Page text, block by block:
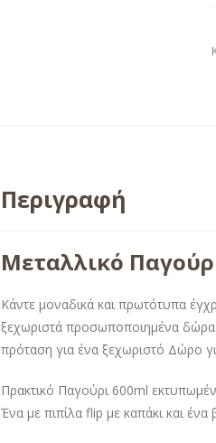
Περιγραφή
Μεταλλικό
Κάντε μοναδικά και πρωτότυπα
ξεχωριστά προσωποποιημένα δώρα
πρόταση για ένα ξεχωριστό Δώρο
Πρακτικό Παγούρι 600ml
Ένα με πιπίλα flip με καπάκι και